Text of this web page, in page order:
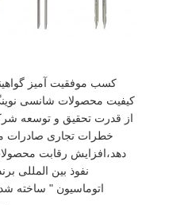
کیفیت محصولات شانسی
از قدرت تحقیق و توسعه
خطرات تجاری صادرات
دهد،افزایش رقابت
نفوذ بین المللی
اتوماسیون " ساخته